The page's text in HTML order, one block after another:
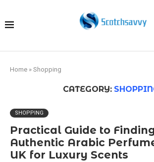
Home » Shopping
CATEGORY:
SHOPPING
Practical Guide to
Authentic Arabic
UK for Luxury Scents